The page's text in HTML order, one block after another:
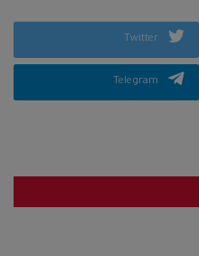
Twitter
Telegram